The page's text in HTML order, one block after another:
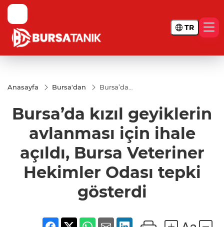
TR
Anasayfa Bursa'dan
Bursa’da
avlanması
için ihale
Bursa
Veteriner
Hekimler
Odası
tepki
gösterdi
Bursa’da kızıl geyiklerin
avlanması için ihale
açıldı, Bursa Veteriner
Hekimler Odası tepki
gösterdi